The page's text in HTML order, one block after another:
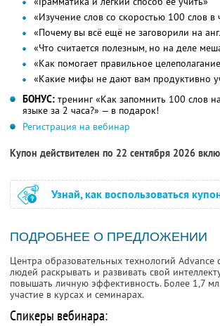
«Изучение слов со скоростью 100 слов в
«Почему вы всё ещё не заговорили на
«Что считается полезным, но на деле
«Как помогает правильное
«Какие мифы не дают вам продуктивно
БОНУС: тренинг «Как запомнить 100 слов
языке за 2 часа?» — в подарок!
Регистрация на вебинар
Купон действителен по 22 сентября 2026
Узнай, как воспользоваться
ПОДРОБНЕЕ О ПРЕДЛОЖЕНИИ
Центра образовательных технологий Advance
людей раскрывать и развивать свой
повышать личную эффективность. Более 1,7
участие в курсах и семинарах.
Спикеры вебинара: